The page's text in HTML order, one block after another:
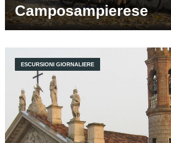
Camposampierese
ESCURSIONI GIORNALIERE